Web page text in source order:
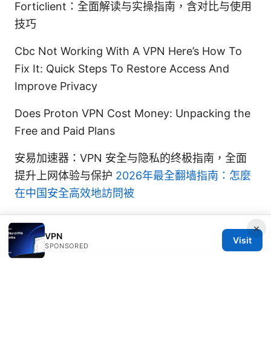
Forticlient：全面解读与实操指南，含对比与使用
技巧
Cbc Not Working With A VPN Here’s How To
Fix It: Quick Steps To Restore Access And
Improve Privacy
Does Proton VPN Cost Money: Unpacking the
Free and Paid Plans
安易加速器：VPN 安全与隐私的终极指南，全面
提升上网体验与保护 2026年最全翻墙指南：怎麼
在中国安全高效地訪問被
×
VPN
SPONSORED
Visit